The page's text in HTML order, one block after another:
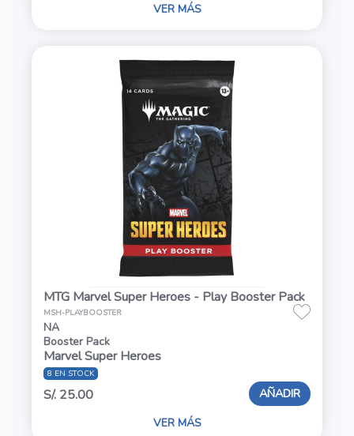
VER MÁS
MTG Marvel Super Heroes - Play Booster Pack
MSH-PLAYBOOSTER
NA
Booster Pack
Marvel Super Heroes
8 EN STOCK
S/. 25.00 AÑADIR
VER MÁS